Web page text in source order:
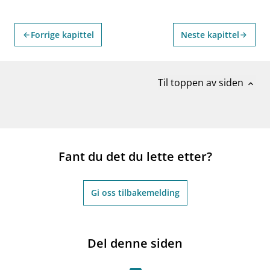
arrow_back Forrige kapittel Neste kapittel arrow_forward
Til toppen av siden expand_less
Fant du det du lette etter?
Gi oss tilbakemelding
Del denne siden